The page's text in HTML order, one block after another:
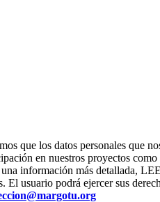
que los datos personales
en nuestros proyectos
una información más
usuario podrá ejercer sus